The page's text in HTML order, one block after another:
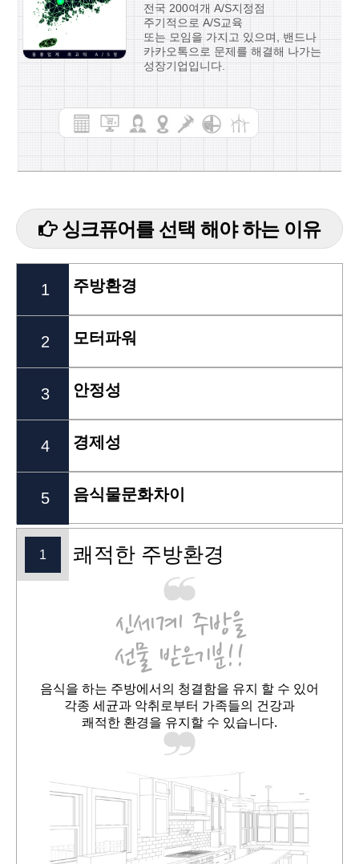
전국 200여개 A/S지정점
주기적으로 A/S교육
또는 모임을 가지고 있으며, 밴드나
카카오톡으로 문제를 해결해 나가는
성장기업입니다.
싱크퓨어를 선택 해야 하는 이유
1 주방환경
2 모터파워
3 안정성
4 경제성
5 음식물문화차이
1 쾌적한 주방환경
신세계 주방을
선물 받은기분!!
음식을 하는 주방에서의 청결함을 유지 할 수 있어
각종 세균과 악취로부터 가족들의 건강과
쾌적한 환경을 유지할 수 있습니다.